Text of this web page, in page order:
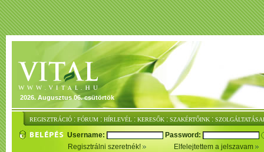
2026. Augusztus 06. csütörtök
REGISZTRÁCIÓ : FÓRUM : HÍRLEVÉL : KERESŐK : SZAKÉRTŐINK :
Username:
Password:
Regisztrálni szeretnék!
Elfelejtettem a jelszavam